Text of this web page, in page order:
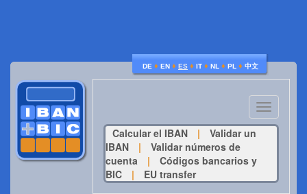
DE ♦ EN ♦ ES ♦ IT ♦ NL ♦ PL ♦ 中文
Toggle
navigation
Calcular el IBAN
|
Validar un
IBAN
|
Validar números de
cuenta
|
Códigos bancarios y
BIC
| EU transfer